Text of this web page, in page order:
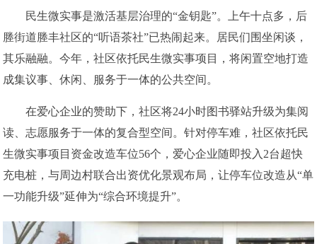
民生微实事是激活基层治理的“金钥匙”。上午十点多，后
塍街道塍丰社区的“听语茶社”已热闹起来。居民们围坐闲谈，
其乐融融。今年，社区依托民生微实事项目，将闲置空地打造
成集议事、休闲、服务于一体的公共空间。
在爱心企业的赞助下，社区将24小时图书驿站升级为集阅
读、志愿服务于一体的复合型空间。针对停车难，社区依托民
生微实事项目资金改造车位56个，爱心企业随即投入2台超快
充电桩，与周边村联合出资优化景观布局，让停车位改造从“单
一功能升级”延伸为“综合环境提升”。